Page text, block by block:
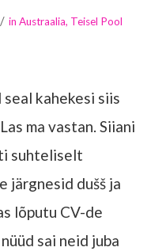
/ in Austraalia, Teisel Pool
kahekesi siis
ma vastan. Siiani
suhteliselt
järgnesid dušš ja
lõputu CV-de
sai neid juba